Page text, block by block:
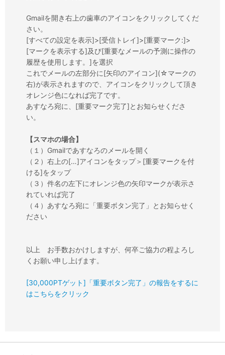
Gmailを開き右上の歯車のアイコンをクリックしてくだ
さい。
[すべての設定を表示]>[受信トレイ]>[重要マーク:]>
[マークを表示する]及び[重要なメールの予測に操作の
履歴を使用します。]を選択
これでメールの左部分に[矢印のアイコン](☆マークの
右)が表示されますので、アイコンをクリックして頂き
オレンジ色になれば完了です。
あすなろ宛に、[重要マーク完了]とお知らせくださ
い。
【スマホの場合】
（１）Gmailであすなろのメールを開く
（２）右上の[…]アイコンをタップ＞[重要マークを付
ける]をタップ
（３）件名の左下にオレンジ色の矢印マークが表示さ
れていれば完了
（４）あすなろ宛に「重要ボタン完了」とお知らせく
ださい
以上 お手数おかけしますが、何卒ご協力の程よろし
くお願い申し上げます。
[30,000PTゲット]「重要ボタン完了」の報告をするに
はこちらをクリック